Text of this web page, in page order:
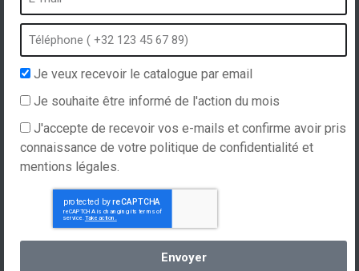
Spa intérieur
Spa extérieur
Spa en hiver
Spa et hydrothérapie
Site internet réalisé par
Produits
Conditions Générales de Ventes
Français
Je veux recevoir le catalogue par email
Je souhaite être informé de l'action du mois
J'accepte de recevoir vos e-mails et confirme avoir pris
connaissance de votre politique de confidentialité et
mentions légales.
Envoyer